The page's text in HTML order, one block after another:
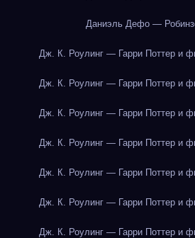
Даниэль Дефо —
Дж. К. Роулинг — Гарри Поттер и
Дж. К. Роулинг — Гарри Поттер и
Дж. К. Роулинг — Гарри Поттер и
Дж. К. Роулинг — Гарри Поттер и
Дж. К. Роулинг — Гарри Поттер и
Дж. К. Роулинг — Гарри Поттер и
Дж. К. Роулинг — Гарри Поттер и